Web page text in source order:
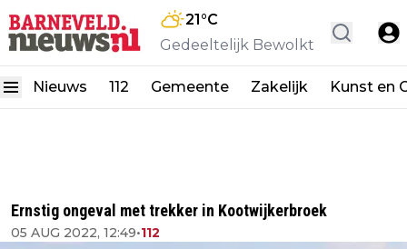
21°C
Gedeeltelijk Bewolkt
Nieuws 112 Gemeente Zakelijk Kunst en
Ernstig ongeval met trekker in Kootwijkerbroek
05 AUG 2022, 12:49•112